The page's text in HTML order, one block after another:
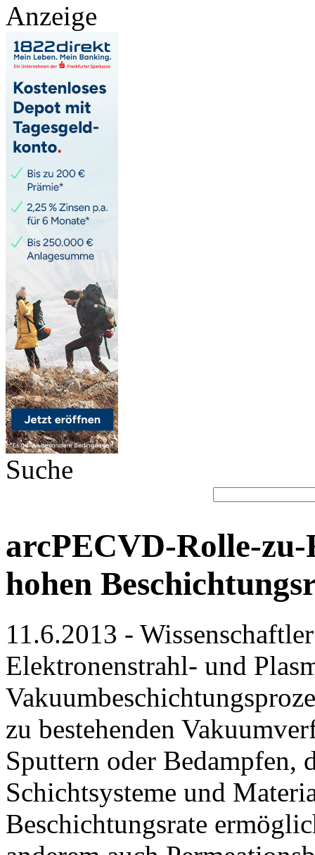
Anzeige
Suche
arcPECVD-Rolle-zu-
hohen
11.6.2013 -
Elektronenstrahl- und
zu bestehenden
Sputtern oder Bedampfen,
Schichtsysteme und
Beschichtungsrate